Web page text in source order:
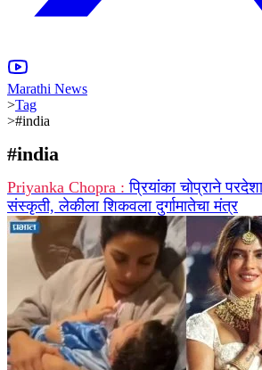
Marathi News
>Tag
>#india
#india
Priyanka Chopra : प्रियांका चोप्राने
संस्कृती, लेकीला शिकवला दुर्गामातेचा मंत्र